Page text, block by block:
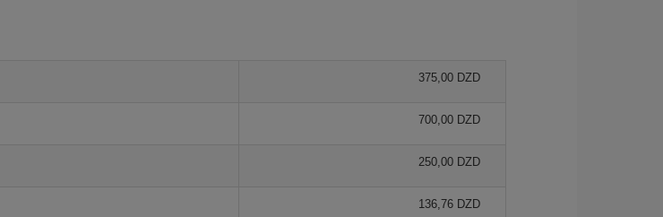
375,00 DZD
700,00 DZD
250,00 DZD
136,76 DZD